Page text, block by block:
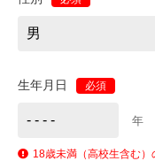
生年月日 必須
年
18歳未満（高校生含む）